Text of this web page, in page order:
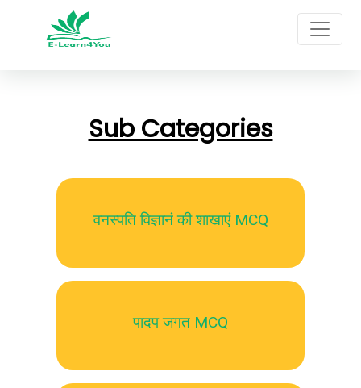
Sub Categories
वनस्पति विज्ञानं की शाखाएं MCQ
पादप जगत MCQ